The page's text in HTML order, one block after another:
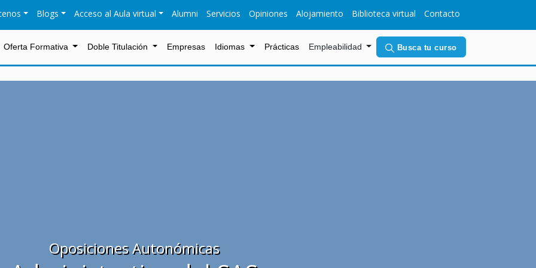
Blogs Acceso al Aula virtual Alumni Servicios Opiniones Alojamiento Biblioteca virtual Contacto
Oferta Formativa Doble Titulación Empresas Idiomas Prácticas(current)
Empleabilidad Busca tu curso
Oposiciones Autonómicas